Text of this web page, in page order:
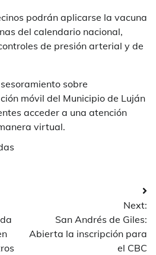
podrán aplicarse la vacuna
del calendario nacional,
de presión arterial y de
sobre
móvil del Municipio de Luján
acceder a una atención
virtual.
Next:
San Andrés de Giles:
Abierta la inscripción para
el CBC